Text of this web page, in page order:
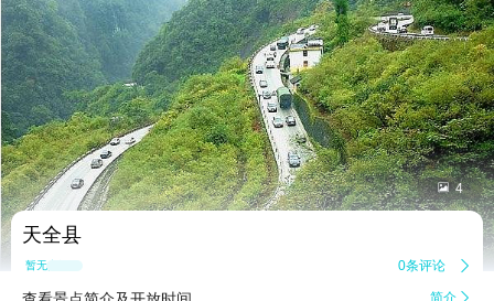
 4
天全县
暂无点评 0条评论 
